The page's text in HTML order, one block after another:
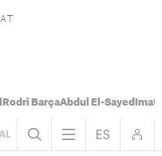
Rodri BarçaAbdul El-Sayed